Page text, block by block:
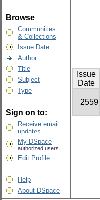
Browse
Communities
& Collections
Issue Date
Author
Title
Subject
Type
Sign on to:
Receive email
updates
My DSpace
authorized users
Edit Profile
Help
About DSpace
Issue
Date
2559